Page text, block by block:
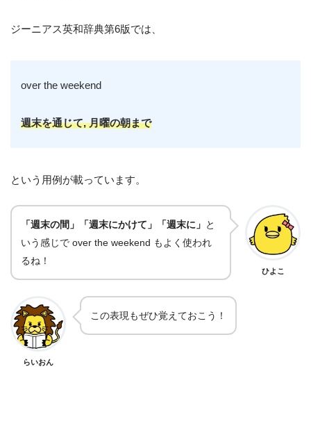
ジーニアス英和辞典第6版では、
over the weekend
週末を通じて, 月曜の朝まで
という用例が載っています。
「週末の間」「週末にかけて」「週末に」 と
いう感じで over the weekend もよく使われ
るね！
ひよこ
らいおん
この表現もぜひ覚えておこう！